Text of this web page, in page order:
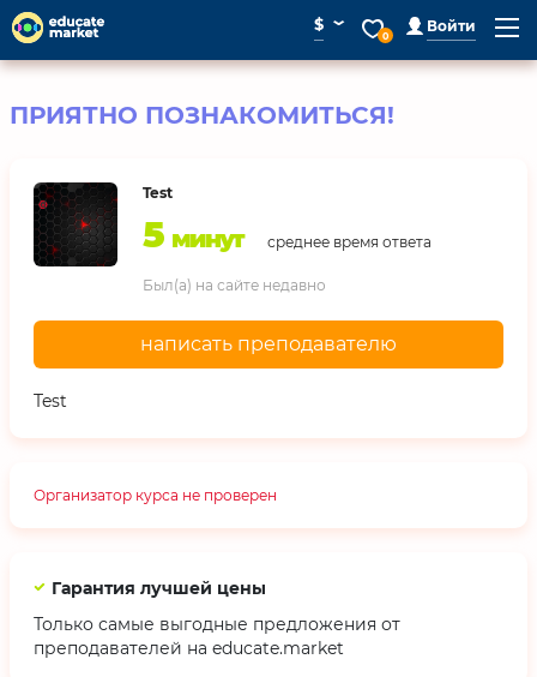
$ ⌄
0
Войти
ПРИЯТНО ПОЗНАКОМИТЬСЯ!
Test
5 минут среднее время ответа
Был(а) на сайте недавно
написать преподавателю
Test
Организатор курса не проверен
Гарантия лучшей цены
Только самые выгодные предложения от
преподавателей на educate.market